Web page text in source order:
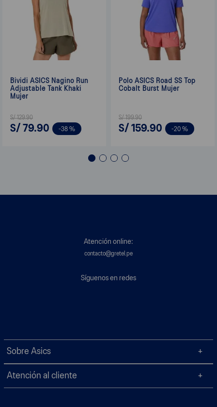
Bividi ASICS Nagino Run
Adjustable Tank Khaki
Mujer
S/ 129.90
S/ 79.90 -38 %
Polo ASICS Road SS Top
Cobalt Burst Mujer
S/ 199.90
S/ 159.90 -20 %
Atención online:
contacto@gretel.pe
Síguenos en redes
Sobre Asics
Atención al cliente